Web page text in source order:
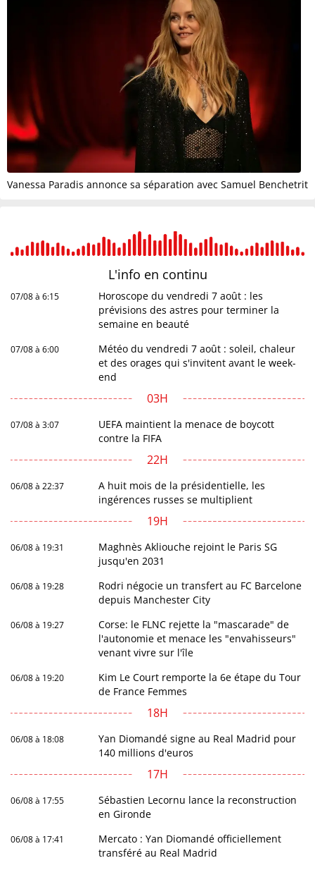
Vanessa Paradis annonce sa séparation avec Samuel Benchetrit
L'info en continu
07/08 à 6:15
Horoscope du vendredi 7 août : les
prévisions des astres pour terminer la
semaine en beauté
07/08 à 6:00
Météo du vendredi 7 août : soleil, chaleur
et des orages qui s'invitent avant le week-
end
03H
07/08 à 3:07
UEFA maintient la menace de boycott
contre la FIFA
22H
06/08 à 22:37
A huit mois de la présidentielle, les
ingérences russes se multiplient
19H
06/08 à 19:31
Maghnès Akliouche rejoint le Paris SG
jusqu'en 2031
06/08 à 19:28
Rodri négocie un transfert au FC Barcelone
depuis Manchester City
06/08 à 19:27
Corse: le FLNC rejette la "mascarade" de
l'autonomie et menace les "envahisseurs"
venant vivre sur l'île
06/08 à 19:20
Kim Le Court remporte la 6e étape du Tour
de France Femmes
18H
06/08 à 18:08
Yan Diomandé signe au Real Madrid pour
140 millions d'euros
17H
06/08 à 17:55
Sébastien Lecornu lance la reconstruction
en Gironde
06/08 à 17:41
Mercato : Yan Diomandé officiellement
transféré au Real Madrid